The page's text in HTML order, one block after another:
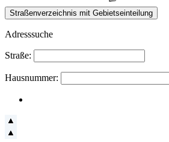
Adresssuche
Straße:
Hausnummer: